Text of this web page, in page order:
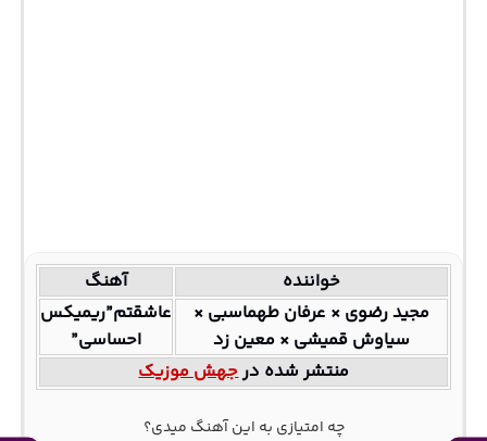
خواننده
آهنگ
مجید رضوی × عرفان طهماسبی ×
سیاوش قمیشی × معین زد
عاشقتم”ریمیکس
احساسی”
منتشر شده درجهش موزیک
چه امتیازی به این آهنگ میدی؟